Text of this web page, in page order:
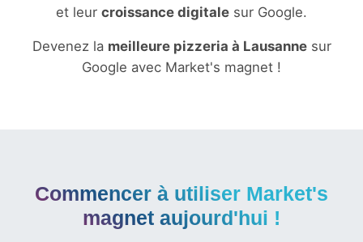
et leur croissance digitale sur Google.
Devenez la meilleure pizzeria à Lausannesur
Google avec Market's magnet !
Commencer à utiliser Market's
magnet aujourd'hui !